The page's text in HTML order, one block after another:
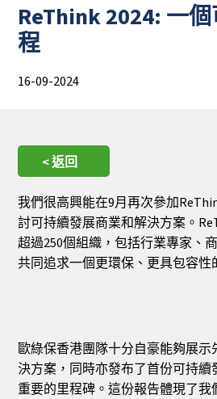
ReThink 2024: 一
程
16-09-2024
< 返回
我們很高興能在9月再次參加
討可持續發展商業和解決方案。
超過250個組織，包括行業專家、
共同追求一個更環保、更具包容性
歐綠保香港團隊十分自豪能夠展
決方案，同時亦發布了首份可持
重要的里程碑。這份報告體現了我